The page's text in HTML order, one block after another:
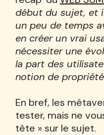
début du sujet, et
un peu de temps
en créer un vrai
nécessiter une
la part des
notion de
En bref, les
tester, mais ne
tête » sur le sujet.